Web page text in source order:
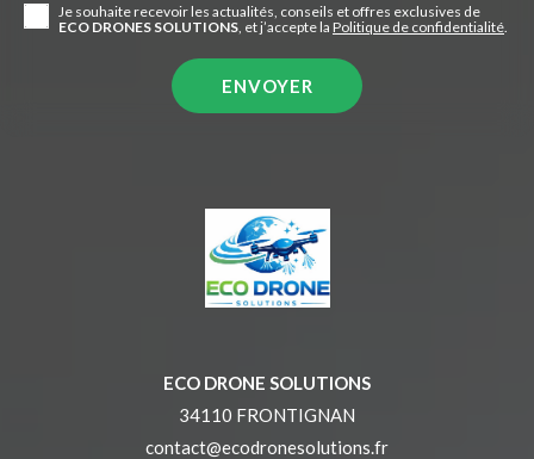
Je souhaite recevoir les actualités, conseils et offres exclusives de
ECO DRONES SOLUTIONS , et j’accepte la Politique de confidentialité
ECO DRONE SOLUTIONS
34110 FRONTIGNAN
contact@ecodronesolutions.fr